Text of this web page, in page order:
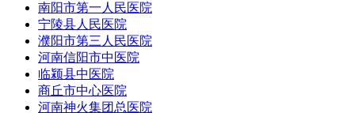
南阳市第一人民医院
宁陵县人民医院
濮阳市第三人民医院
河南信阳市中医院
临颍县中医院
商丘市中心医院
河南神火集团总医院